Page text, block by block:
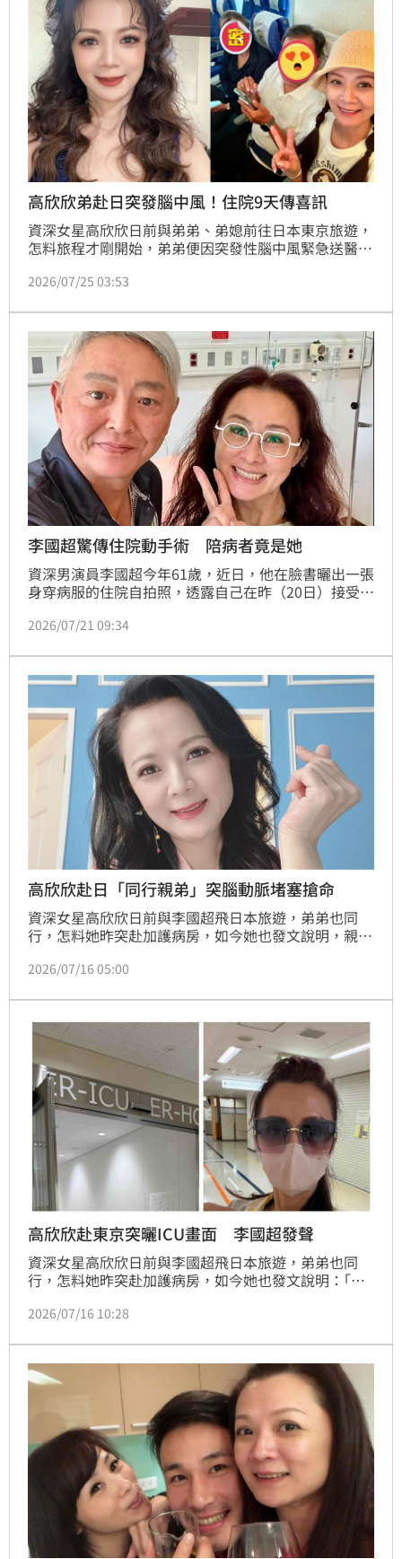
高欣欣弟赴日突發腦中風！住院9天傳喜訊
資深女星高欣欣日前與弟弟、弟媳前往日本東京旅遊，
怎料旅程才剛開始，弟弟便因突發性腦中風緊急送醫，
援。經過9天住院治療後，弟弟病況逐漸穩定，並順利
況，開心宣布已陪同弟弟搭機返台，讓親友與粉絲終於
放下心中的大石頭。
2026/07/25 03:53
李國超驚傳住院動手術 陪病者竟是她
資深男演員李國超今年61歲，近日，他在臉書曬出一張
身穿病服的住院自拍照，透露自己在昨（20日）接受了
而是同樣活躍於8點檔的女星兵家綺，李國超還幽默稱
熱議。林品妤
2026/07/21 09:34
高欣欣赴日「同行親弟」突腦動脈堵塞搶命
資深女星高欣欣日前與李國超飛日本旅遊，弟弟也同
行，怎料她昨突赴加護病房，如今她也發文說明，親弟
轉普通病房。
2026/07/16 05:00
高欣欣赴東京突曬ICU畫面 李國超發聲
資深女星高欣欣日前與李國超飛日本旅遊，弟弟也同
行，怎料她昨突赴加護病房，如今她也發文說明：｢原
又震撼的一夜～先跟大家報個平安，在東京親身經歷一
2026/07/16 10:28